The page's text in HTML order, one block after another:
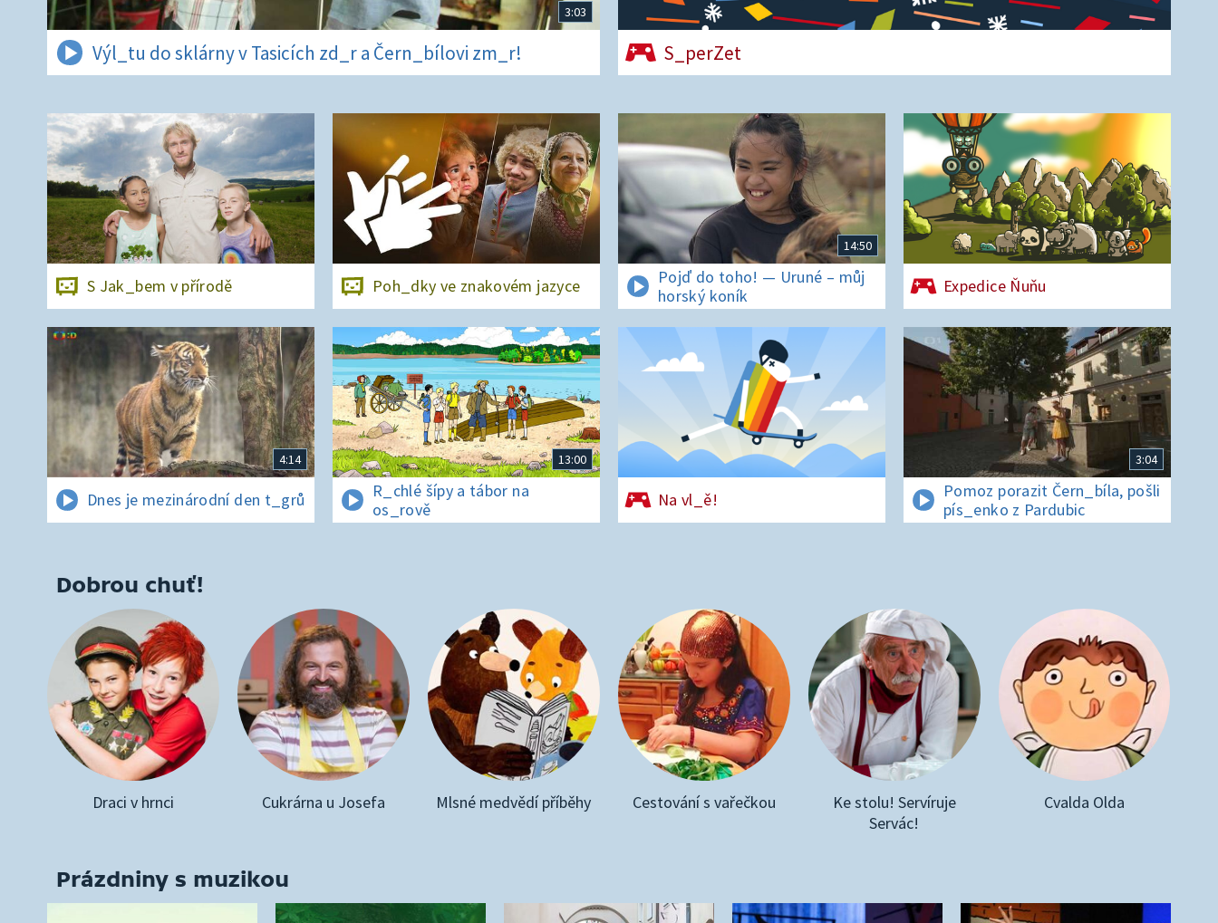
3:03
Výl_tu do sklárny v Tasicích zd_r a Čern_bílovi zm_r! S_perZet
S Jak_bem v přírodě Poh_dky ve znakovém jazyce
14:50
Pojď do toho! — Uruné – můj
horský koník
Expedice Ňuňu
4:14
Dnes je mezinárodní den t_grů
13:00
R_chlé šípy a tábor na
os_rově
Na vl_ě!
3:04
Pomoz porazit Čern_bíla, pošli
pís_enko z Pardubic
Dobrou chuť!
Draci v hrnci Cukrárna u Josefa Mlsné medvědí příběhy Cestování s vařečkou
Ke stolu! Servíruje
Servác!
Cvalda Olda
Prázdniny s muzikou